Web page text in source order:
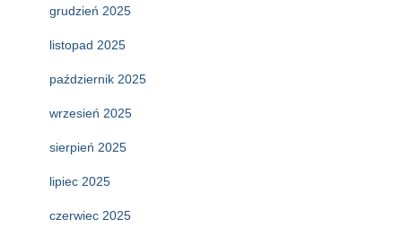
grudzień 2025
listopad 2025
październik 2025
wrzesień 2025
sierpień 2025
lipiec 2025
czerwiec 2025